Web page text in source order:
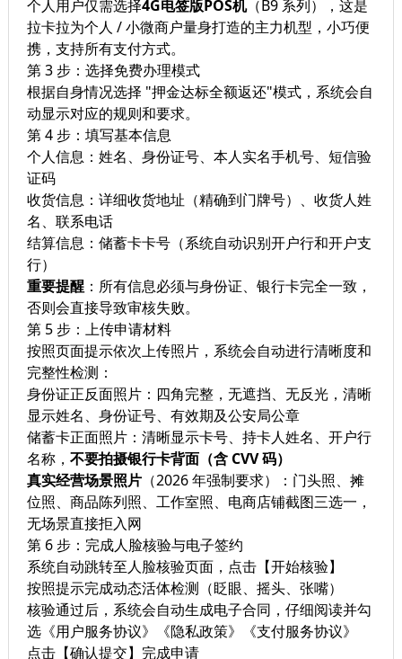
个人用户仅需选择4G电签版POS机（B9 系列），这是
拉卡拉为个人 / 小微商户量身打造的主力机型，小巧便
携，支持所有支付方式。
第 3 步：选择免费办理模式
根据自身情况选择 "押金达标全额返还"模式，系统会自
动显示对应的规则和要求。
第 4 步：填写基本信息
个人信息：姓名、身份证号、本人实名手机号、短信验
证码
收货信息：详细收货地址（精确到门牌号）、收货人姓
名、联系电话
结算信息：储蓄卡卡号（系统自动识别开户行和开户支
行）
重要提醒：所有信息必须与身份证、银行卡完全一致，
否则会直接导致审核失败。
第 5 步：上传申请材料
按照页面提示依次上传照片，系统会自动进行清晰度和
完整性检测：
身份证正反面照片：四角完整，无遮挡、无反光，清晰
显示姓名、身份证号、有效期及公安局公章
储蓄卡正面照片：清晰显示卡号、持卡人姓名、开户行
名称， 不要拍摄银行卡背面（含 CVV 码）
真实经营场景照片（2026 年强制要求）：门头照、摊
位照、商品陈列照、工作室照、电商店铺截图三选一，
无场景直接拒入网
第 6 步：完成人脸核验与电子签约
系统自动跳转至人脸核验页面，点击【开始核验】
按照提示完成动态活体检测（眨眼、摇头、张嘴）
核验通过后，系统会自动生成电子合同，仔细阅读并勾
选《用户服务协议》《隐私政策》《支付服务协议》
点击【确认提交】完成申请